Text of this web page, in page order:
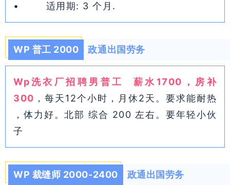
• 适用期: 3 个月.
WP 普工 2000 政通出国劳务
Wp洗衣厂招聘男普工
薪水1700，房补
300 ，每天12个小时，月休2天。要求能耐热
，体力好。北部 综合 200 左右。要年轻小伙
子
WP 裁缝师 2000-2400 政通出国劳务